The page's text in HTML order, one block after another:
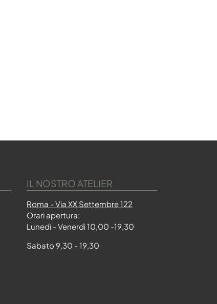
IL NOSTRO ATELIER
Roma - Via XX Settembre 122
Orari apertura:
Lunedì - Venerdì 10,00 -19,30
Sabato 9,30 - 19,30